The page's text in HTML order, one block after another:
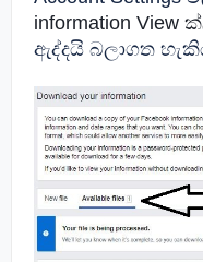
information View
ඇද්දයි බලාගත